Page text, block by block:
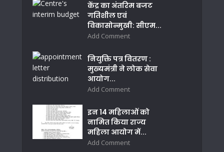
केंद्र का अंतरिम बजट
गतिशील एवं
विकासोन्मुखी: सीएम...
Add Comment
नियुक्ति पत्र वितरण :
मुख्यमंत्री ने लोक सेवा
आयोग...
Add Comment
इन 14 महिलाओं को
नामित किया राज्य
महिला आयोग में...
Add Comment